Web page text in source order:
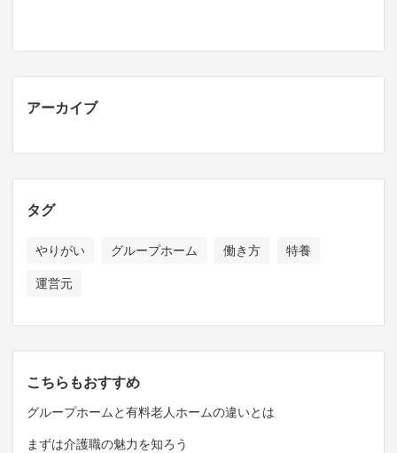
アーカイブ
タグ
やりがい グループホーム 働き方
特養
運営元
こちらもおすすめ
グループホームと有料老人ホームの違いとは
まずは介護職の魅力を知ろう